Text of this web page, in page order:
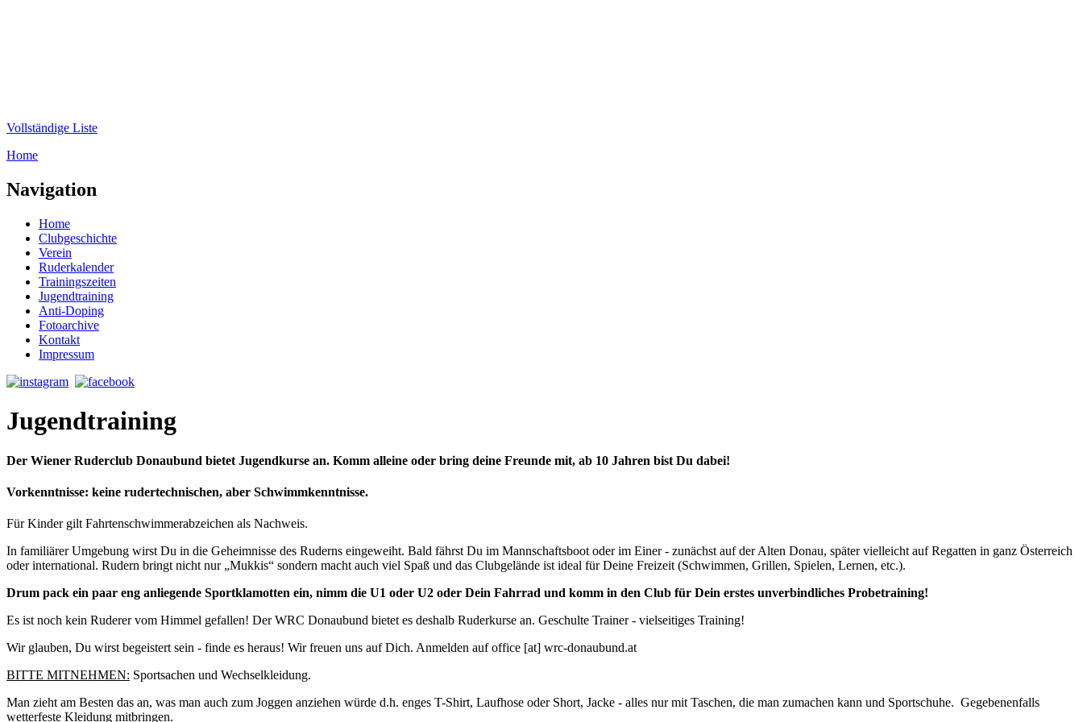
Vollständige Liste
Home
Navigation
Home
Clubgeschichte
Verein
Ruderkalender
Trainingszeiten
Jugendtraining
Anti-Doping
Fotoarchive
Kontakt
Impressum
Jugendtraining
Der Wiener Ruderclub Donaubund bietet Jugendkurse an. Komm alleine oder bring deine Freunde mit, ab 10 Jahren bist Du dabei!
Vorkenntnisse: keine rudertechnischen, aber Schwimmkenntnisse.
Für Kinder gilt Fahrtenschwimmerabzeichen als Nachweis.
In familiärer Umgebung wirst Du in die Geheimnisse des Ruderns eingeweiht. Bald fährst Du im Mannschaftsboot oder im Einer - zunächst auf der Alten Donau, später vielleicht auf Regatten in ganz Österreich
oder international. Rudern bringt nicht nur „Mukkis“ sondern macht auch viel Spaß und das Clubgelände ist ideal für Deine Freizeit (Schwimmen, Grillen, Spielen, Lernen, etc.).
Drum pack ein paar eng anliegende Sportklamotten ein, nimm die U1 oder U2 oder Dein Fahrrad und komm in den Club für Dein erstes unverbindliches Probetraining!
Es ist noch kein Ruderer vom Himmel gefallen! Der WRC Donaubund bietet es deshalb Ruderkurse an. Geschulte Trainer - vielseitiges Training!
Wir glauben, Du wirst begeistert sein - finde es heraus! Wir freuen uns auf Dich. Anmelden aufoffice [at] wrc-donaubund.at
BITTE MITNEHMEN: Sportsachen und Wechselkleidung.
Man zieht am Besten das an, was man auch zum Joggen anziehen würde d.h. enges T-Shirt, Laufhose oder Short, Jacke - alles nur mit Taschen, die man zumachen kann und Sportschuhe. Gegebenenfalls
wetterfeste Kleidung mitbringen.